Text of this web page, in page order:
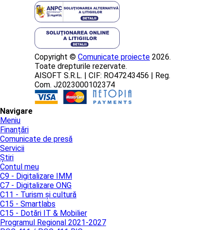
Copyright © Comunicate proiecte 2026.
Toate drepturile rezervate.
AISOFT S.R.L. | CIF: RO47243456 | Reg.
Com. J2023000102374
Navigare
Meniu
Finanțări
Comunicate de presă
Servicii
Știri
Contul meu
C9 - Digitalizare IMM
C7 - Digitalizare ONG
C11 - Turism și cultură
C15 - Smartlabs
C15 - Dotări IT & Mobilier
Programul Regional 2021-2027